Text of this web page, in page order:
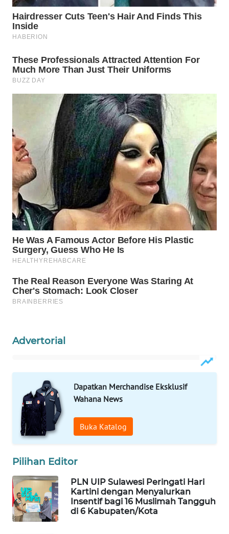
Advertorial
Dapatkan Merchandise Eksklusif
Wahana News
Buka Katalog
Pilihan Editor
PLN UIP Sulawesi Peringati Hari
Kartini dengan Menyalurkan
Insentif bagi 16 Muslimah Tangguh
di 6 Kabupaten/Kota
WAHANA
TANI
WAHANA
ADVOKAT
WAHANA
INFRASTRUKTUR
WAHANA
KONSUMEN
WAHANA
LISTRIK
WAHANA
TRAVEL
WAHANA
TV
WAHANANEWS
ID
NET
WAHANA
SPORT
WAHANA
UMKM
WAHANA
SELEB
WAHANA
PERSONA